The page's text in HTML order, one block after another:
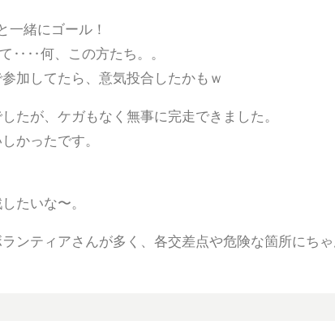
一緒にゴール！
‥‥何、この方たち。。
加してたら、意気投合したかもｗ
たが、ケガもなく無事に完走できました。
かったです。
たいな〜。
ンティアさんが多く、各交差点や危険な箇所にち